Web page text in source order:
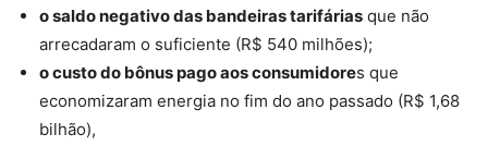
o saldo negativo das bandeiras tarifárias que não
arrecadaram o suficiente (R$ 540 milhões);
o custo do bônus pago aos consumidores que
economizaram energia no fim do ano passado (R$ 1,68
bilhão),